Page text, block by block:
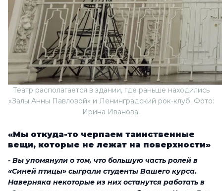
Театр располагается в здании, где раньше находились
«Залы Анны Павловой» и Ленинградский рок-клуб. Фото:
Ирина Иванова.
«Мы откуда-то черпаем таинственные
вещи, которые не лежат на поверхности»
- Вы упомянули о том, что большую часть ролей в
«Синей птицы» сыграли студенты Вашего курса.
Наверняка некоторые из них останутся работать в